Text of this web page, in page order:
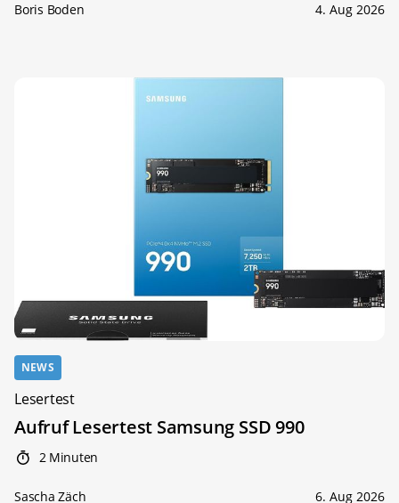
Boris Boden 4. Aug 2026
NEWS
Lesertest
Aufruf Lesertest Samsung SSD 990
2 Minuten
Sascha Zäch 6. Aug 2026